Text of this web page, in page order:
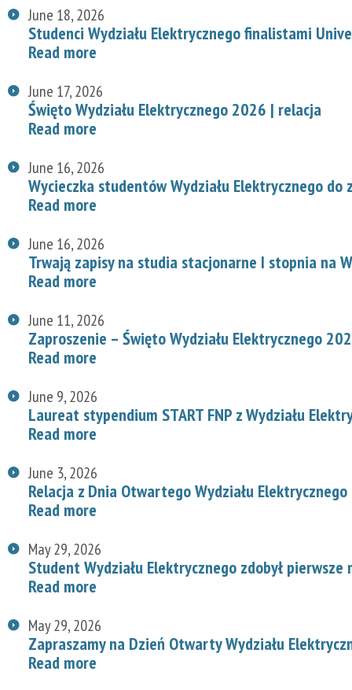
June 18, 2026
Studenci Wydziału Elektrycznego finalistami
Read more
June 17, 2026
Święto Wydziału Elektrycznego 2026 | relacja
Read more
June 16, 2026
Wycieczka studentów Wydziału Elektrycznego
Read more
June 16, 2026
Trwają zapisy na studia stacjonarne I stopnia na
Read more
June 11, 2026
Zaproszenie – Święto Wydziału Elektrycznego
Read more
June 9, 2026
Laureat stypendium START FNP z Wydziału
Read more
June 3, 2026
Relacja z Dnia Otwartego Wydziału
Read more
May 29, 2026
Student Wydziału Elektrycznego zdobył
Read more
May 29, 2026
Zapraszamy na Dzień Otwarty Wydziału
Read more